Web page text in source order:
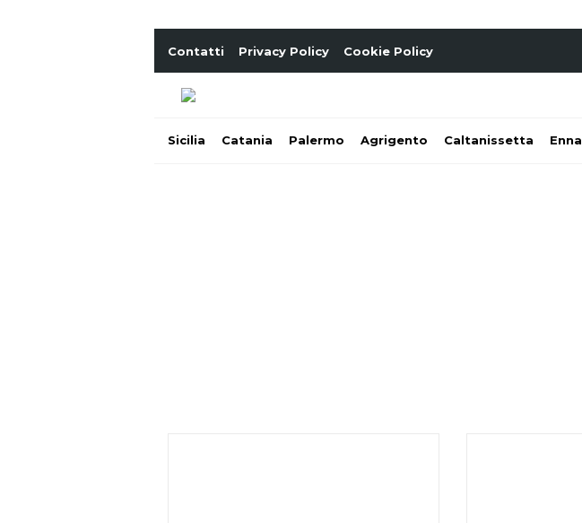
Contatti Privacy Policy Cookie Policy
Sicilia Catania Palermo Agrigento Caltanissetta Enna